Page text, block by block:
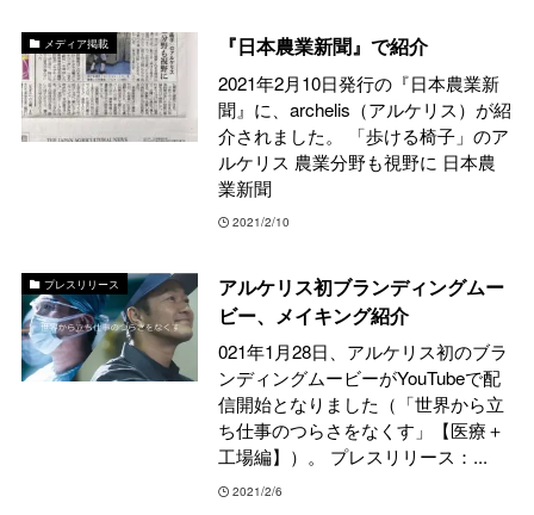
メディア掲載 『日本農業新聞』で紹介
2021年2月10日発行の『日本農業新
聞』に、archelis（アルケリス）が紹
介されました。 「歩ける椅子」のア
ルケリス 農業分野も視野に 日本農
業新聞
2021/2/10
プレスリリース
アルケリス初ブランディングムー
ビー、メイキング紹介
021年1月28日、アルケリス初のブラ
ンディングムービーがYouTubeで配
信開始となりました（「世界から立
ち仕事のつらさをなくす」【医療＋
工場編】）。 プレスリリース：...
2021/2/6